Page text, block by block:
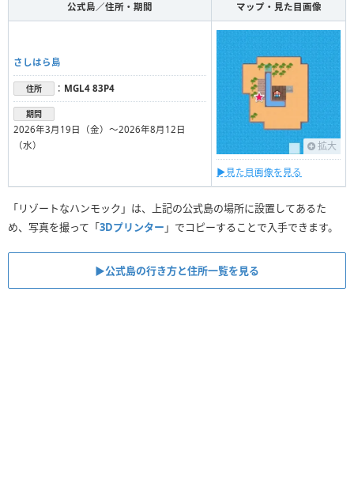
公式島／住所・期間 マップ・見た目画像
さしはら島
住所 ： MGL4 83P4
期間
2026年3月19日（金）〜2026年8月12日
（水）
拡大
▶︎見た目画像を見る
「リゾートなハンモック」は、上記の公式島の場所に設置してあるた
め、写真を撮って「3Dプリンター 」でコピーすることで入手できます。
▶︎公式島の行き方と住所一覧を見る